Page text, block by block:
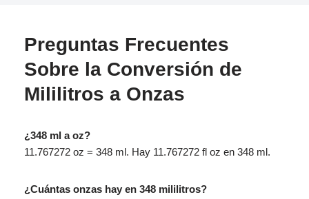
Preguntas Frecuentes
Sobre la Conversión de
Mililitros a Onzas
¿348 ml a oz?
11.767272 oz = 348 ml. Hay 11.767272 fl oz en 348 ml.
¿Cuántas onzas hay en 348 mililitros?